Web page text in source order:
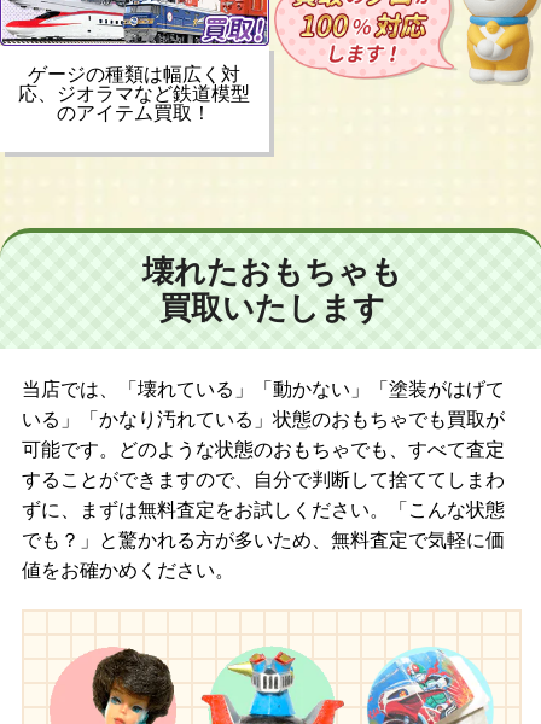
ゲージの種類は幅広く対
応、ジオラマなど鉄道模型
のアイテム買取！
壊れたおもちゃも
買取いたします
当店では、「壊れている」「動かない」「塗装がはげて
いる」「かなり汚れている」状態のおもちゃでも買取が
可能です。どのような状態のおもちゃでも、すべて査定
することができますので、自分で判断して捨ててしまわ
ずに、まずは無料査定をお試しください。「こんな状態
でも？」と驚かれる方が多いため、無料査定で気軽に価
値をお確かめください。